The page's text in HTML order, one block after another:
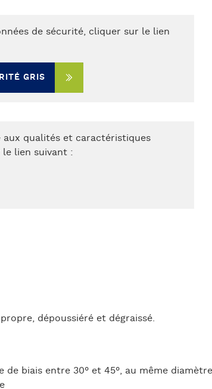
de sécurité, cliquer sur le lien
GRIS
qualités et caractéristiques
lien suivant :
dépoussiéré et dégraissé.
de biais entre 30° et 45°, au même